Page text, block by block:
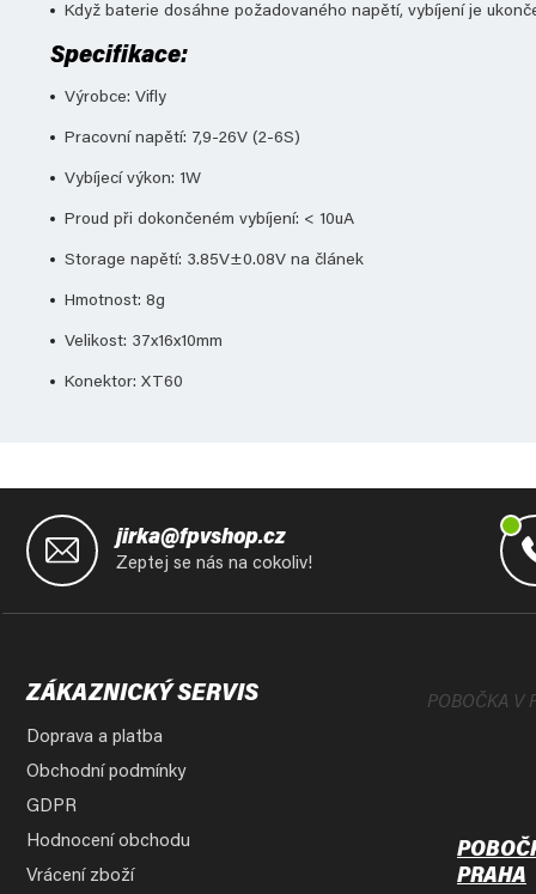
Když baterie dosáhne požadovaného napětí, vybíjení je
Specifikace:
Výrobce: Vifly
Pracovní napětí: 7,9-26V (2-6S)
Vybíjecí výkon: 1W
Proud při dokončeném vybíjení: < 10uA
Storage napětí: 3.85V±0.08V na článek
Hmotnost: 8g
Velikost: 37x16x10mm
Konektor: XT60
t
jirka@fpvshop.cz
Zeptej se nás na cokoliv!
ZÁKAZNICKÝ SERVIS
Doprava a platba
Obchodní podmínky
GDPR
Hodnocení obchodu
Vrácení zboží
POBOČKA V
PRAHA